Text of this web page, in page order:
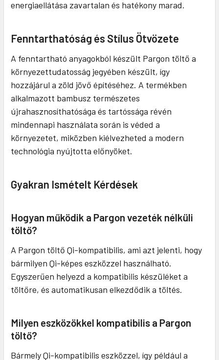
energiaellátása zavartalan és hatékony marad.
Fenntarthatóság és Stílus Ötvözete
A fenntartható anyagokból készült Pargon töltő a
környezettudatosság jegyében készült, így
hozzájárul a zöld jövő építéséhez. A termékben
alkalmazott bambusz természetes
újrahasznosíthatósága és tartóssága révén
mindennapi használata során is véded a
környezetet, miközben kiélvezheted a modern
technológia nyújtotta előnyöket.
Gyakran Ismételt Kérdések
Hogyan működik a Pargon vezeték nélküli
töltő?
A Pargon töltő Qi-kompatibilis, ami azt jelenti, hogy
bármilyen Qi-képes eszközzel használható.
Egyszerűen helyezd a kompatibilis készüléket a
töltőre, és automatikusan elkezdődik a töltés.
Milyen eszközökkel kompatibilis a Pargon
töltő?
Bármely Qi-kompatibilis eszközzel, így például a